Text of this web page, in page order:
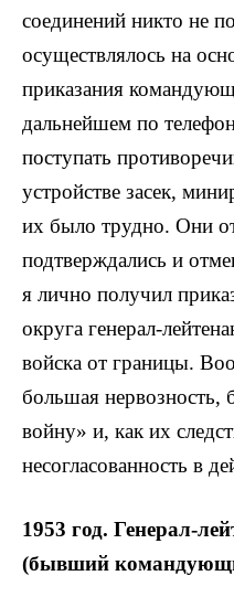
соединений никто не
осуществлялось на
приказания
дальнейшем по
поступать
устройстве засек,
их было трудно. Они
подтверждались и
я лично получил
округа генерал-
войска от границы.
большая нервозность,
войну» и, как их
несогласованность в
1953 год. Генерал-
(бывший